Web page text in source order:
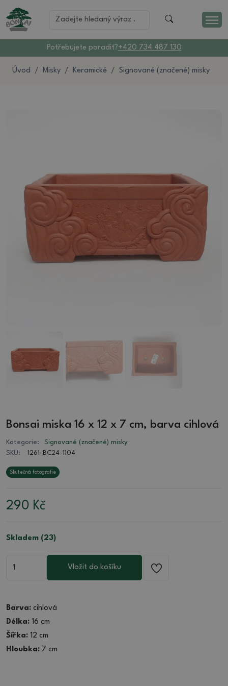
Potřebujete poradit?+420 734 487 130
Úvod Misky Keramické Signované (značené) misky
Bonsai miska 16 x 12 x 7 cm, barva cihlová
Kategorie:
Signované (značené) misky
SKU:
1261-BC24-1104
Skutečná fotografie
290 Kč
Skladem (23)
Vložit do košíku
Barva: cihlová
Délka: 16 cm
Šířka: 12 cm
Hloubka: 7 cm